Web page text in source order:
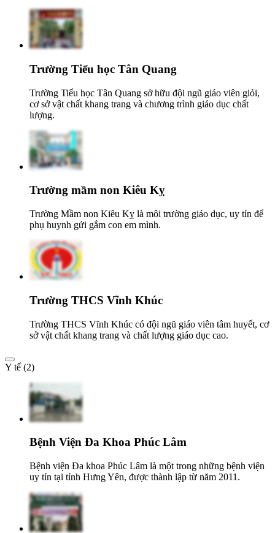
Trường Tiểu học Tân Quang
Trường Tiểu học Tân Quang sở hữu đội ngũ giáo viên giỏi,
cơ sở vật chất khang trang và chương trình giáo dục chất
lượng.
Trường mầm non Kiêu Kỵ
Trường Mầm non Kiêu Kỵ là môi trường giáo dục, uy tín để
phụ huynh gửi gắm con em mình.
Trường THCS Vĩnh Khúc
Trường THCS Vĩnh Khúc có đội ngũ giáo viên tâm huyết, cơ
sở vật chất khang trang và chất lượng giáo dục cao.
Y tế (2)
Bệnh Viện Đa Khoa Phúc Lâm
Bệnh viện Đa khoa Phúc Lâm là một trong những bệnh viện
uy tín tại tỉnh Hưng Yên, được thành lập từ năm 2011.